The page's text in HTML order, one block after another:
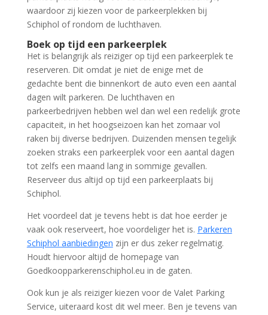
waardoor zij kiezen voor de parkeerplekken bij
Schiphol of rondom de luchthaven.
Boek op tijd een parkeerplek
Het is belangrijk als reiziger op tijd een parkeerplek te
reserveren. Dit omdat je niet de enige met de
gedachte bent die binnenkort de auto even een aantal
dagen wilt parkeren. De luchthaven en
parkeerbedrijven hebben wel dan wel een redelijk grote
capaciteit, in het hoogseizoen kan het zomaar vol
raken bij diverse bedrijven. Duizenden mensen tegelijk
zoeken straks een parkeerplek voor een aantal dagen
tot zelfs een maand lang in sommige gevallen.
Reserveer dus altijd op tijd een parkeerplaats bij
Schiphol.
Het voordeel dat je tevens hebt is dat hoe eerder je
vaak ook reserveert, hoe voordeliger het is. Parkeren
Schiphol aanbiedingen zijn er dus zeker regelmatig.
Houdt hiervoor altijd de homepage van
Goedkoopparkerenschiphol.eu in de gaten.
Ook kun je als reiziger kiezen voor de Valet Parking
Service, uiteraard kost dit wel meer. Ben je tevens van